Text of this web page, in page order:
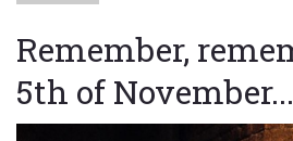
Remember,
5th of November...